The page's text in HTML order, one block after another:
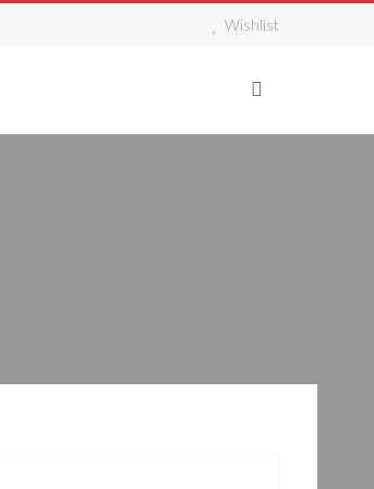
Wishlist